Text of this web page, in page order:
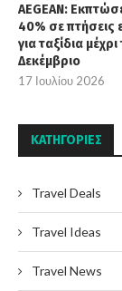
AEGEAN:
40% σε πτήσεις
για ταξίδια μέχρι
Δεκέμβριο
17 Ιουλίου 2026
KΑΤΗΓΟΡΊΕΣ
Travel Deals
Travel Ideas
Travel News